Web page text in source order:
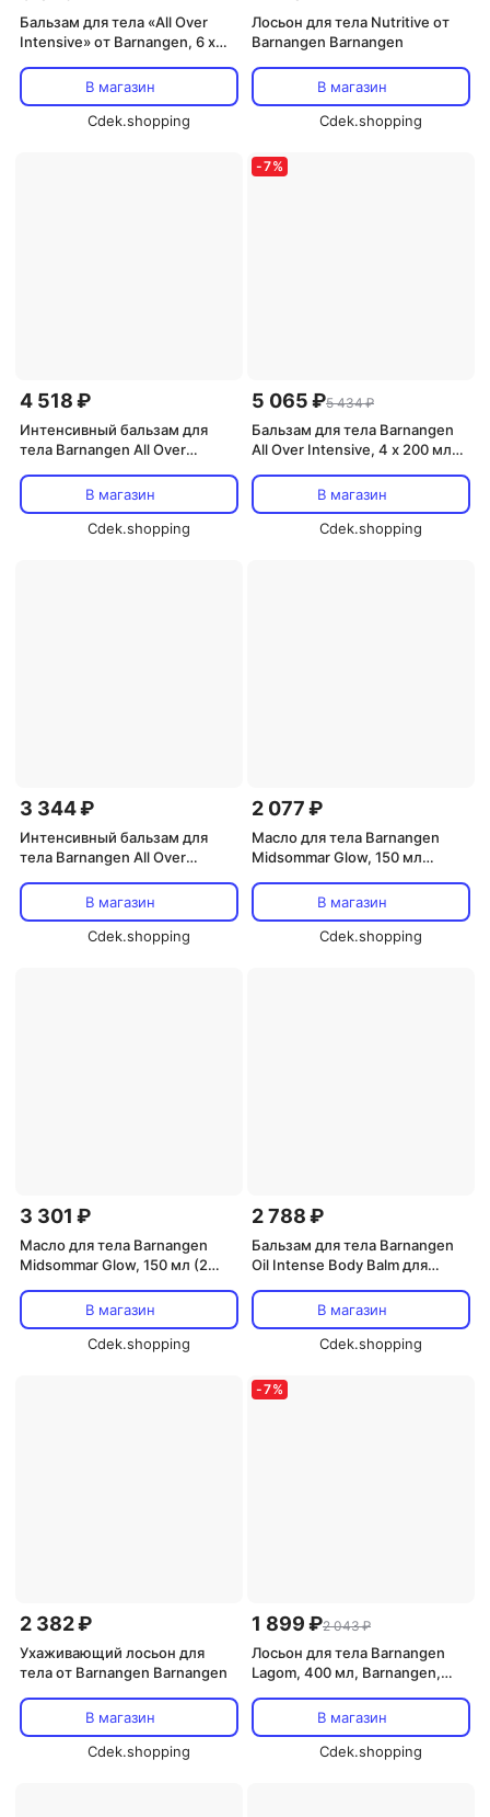
Бальзам для тела «All Over
Intensive» от Barnangen, 6 x
В магазин
Cdek.shopping
Лосьон для тела Nutritive от
Barnangen Barnangen
В магазин
Cdek.shopping
4 518 ₽
Интенсивный бальзам для
тела Barnangen All Over
BarnangenВ магазин
Cdek.shopping
-7%
5 065 ₽5 434 ₽
Бальзам для тела Barnangen
All Over Intensive, 4 x 200 мл
В магазин
Cdek.shopping
3 344 ₽
Интенсивный бальзам для
тела Barnangen All Over
BarnangenВ магазин
Cdek.shopping
2 077 ₽
Масло для тела Barnangen
Midsommar Glow, 150 мл
В магазин
Cdek.shopping
3 301 ₽
Масло для тела Barnangen
Midsommar Glow, 150 мл (2
В магазин
Cdek.shopping
2 788 ₽
Бальзам для тела Barnangen
Oil Intense Body Balm для
В магазин
Cdek.shopping
2 382 ₽
Ухаживающий лосьон для
тела от Barnangen Barnangen
В магазин
Cdek.shopping
-7%
1 899 ₽2 043 ₽
Лосьон для тела Barnangen
Lagom, 400 мл, Barnangen,
В магазин
Cdek.shopping